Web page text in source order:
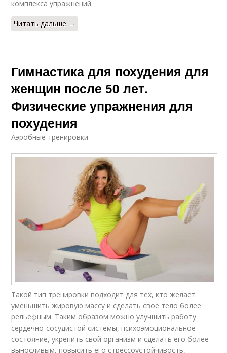
комплекса упражнений.
Читать дальше →
Гимнастика для похудения для
женщин после 50 лет.
Физические упражнения для
похудения
Аэробные тренировки
Такой тип тренировки подходит для тех, кто желает
уменьшить жировую массу и сделать свое тело более
рельефным. Таким образом можно улучшить работу
сердечно-сосудистой системы, психоэмоциональное
состояние, укрепить свой организм и сделать его более
выносливым, повысить его стрессоустойчивость,